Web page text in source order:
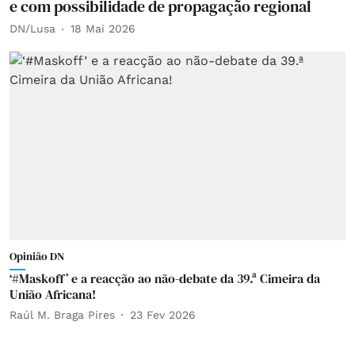
e com possibilidade de propagação regional
DN/Lusa 18 Mai 2026
Opinião DN
‘#Maskoff’ e a reacção ao não-debate da 39.ª Cimeira da
União Africana!
Raúl M. Braga Pires 23 Fev 2026